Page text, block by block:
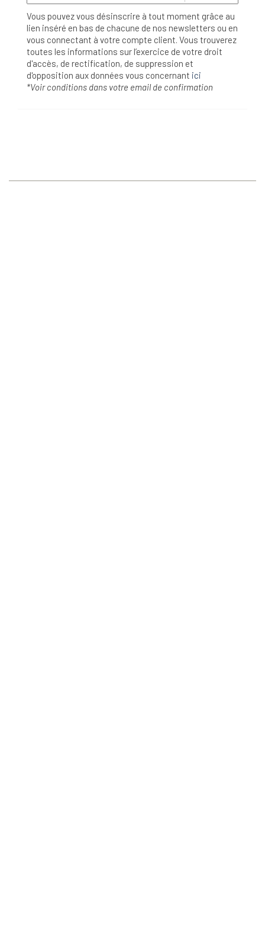
Vous pouvez vous désinscrire à tout moment grâce au
lien inséré en bas de chacune de nos newsletters ou en
vous connectant à votre compte client. Vous trouverez
toutes les informations sur l’exercice de votre droit
d'accès, de rectification, de suppression et
d'opposition aux données vous concernant ici
*Voir conditions dans votre email de confirmation